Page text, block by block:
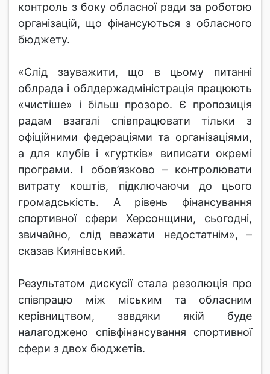
контроль з боку обласної ради за роботою
організацій, що фінансуються з обласного
бюджету.
«Слід зауважити, що в цьому питанні
облрада і облдержадміністрація працюють
«чистіше» і більш прозоро. Є пропозиція
радам взагалі співпрацювати тільки з
офіційними федераціями та організаціями,
а для клубів і «гуртків» виписати окремі
програми. І обов’язково – контролювати
витрату коштів, підключаючи до цього
громадськість. А рівень фінансування
спортивної сфери Херсонщини, сьогодні,
звичайно, слід вважати недостатнім», –
сказав Киянівський.
Результатом дискусії стала резолюція про
співпрацю між міським та обласним
керівництвом, завдяки якій буде
налагоджено співфінансування спортивної
сфери з двох бюджетів.